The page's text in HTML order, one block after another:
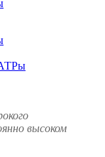
высоком